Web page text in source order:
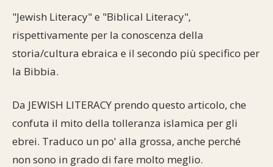
10 comandamenti
Personaggi celebri
La Legge Orale
Il Talmud in italiano
Parliamone
it.cultura.ebraica
Collegamenti utili
Scambio di link
"Jewish Literacy" e "Biblical Literacy",
rispettivamente per la conoscenza della
storia/cultura ebraica e il secondo più specifico per
la Bibbia.
Da JEWISH LITERACY prendo questo articolo, che
confuta il mito della tolleranza islamica per gli
ebrei. Traduco un po' alla grossa, anche perché
non sono in grado di fare molto meglio.